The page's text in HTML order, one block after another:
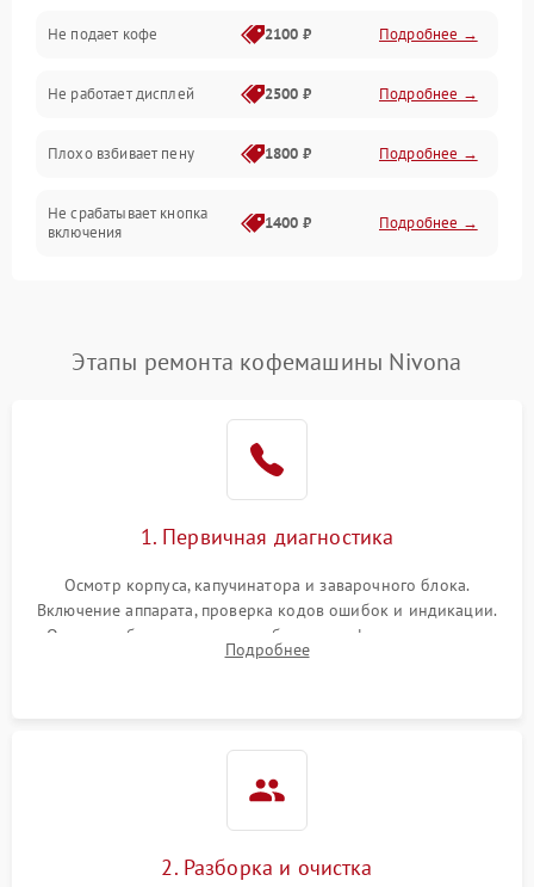
Проблемы с капучинатором и паром
Управление и электроника
Программное обеспечение
Не подает кофе 2100 ₽ Подробнее →
Не работает дисплей 2500 ₽ Подробнее →
Плохо взбивает пену 1800 ₽ Подробнее →
Не срабатывает кнопка
включения
1400 ₽ Подробнее →
Постоянные сбои в работе 1500 ₽ Подробнее →
Этапы ремонта кофемашины Nivona
1. Первичная диагностика
Осмотр корпуса, капучинатора и заварочного блока.
Включение аппарата, проверка кодов ошибок и индикации.
Оценка работы помпы, термоблока и кофемолки на слух.
Измерение температуры и давления воды для выявления
Подробнее
2. Разборка и очистка